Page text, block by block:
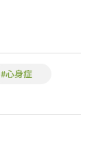
#心身症